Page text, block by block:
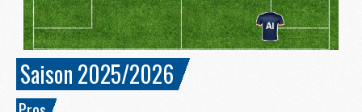
Saison 2025/2026